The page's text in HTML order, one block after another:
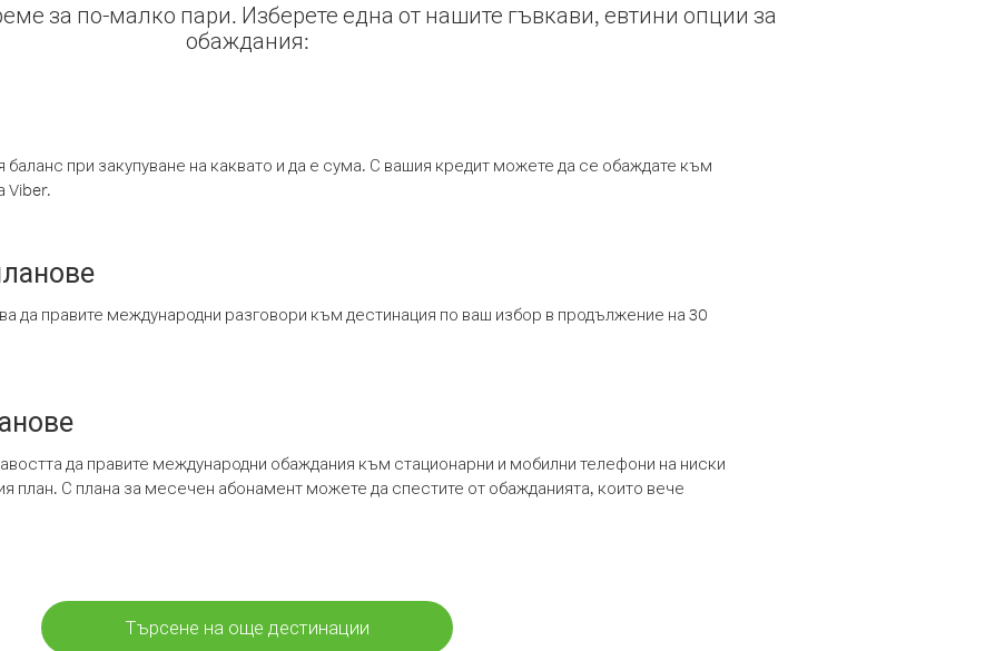
за по-малко пари. Изберете една от нашите гъвкави, евтини опции за
обаждания:
при закупуване на каквато и да е сума. С вашия кредит можете да се обаждате към
Viber.
да правите международни разговори към дестинация по ваш избор в продължение на 30
да правите международни обаждания към стационарни и мобилни телефони на ниски
план. С плана за месечен абонамент можете да спестите от обажданията, които вече
Търсене на още дестинации